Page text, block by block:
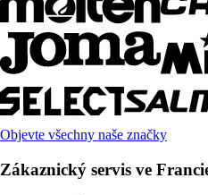
Objevte všechny naše značky
Zákaznický servis ve